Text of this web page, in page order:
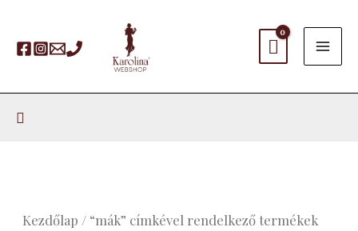
Search
Kezdőlap / “mák” címkével rendelkező termékek